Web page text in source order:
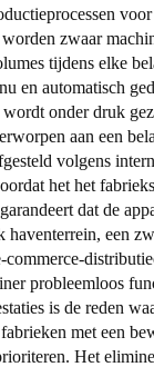
zwaar
tijdens elke
en automatisch
onder druk
aan een
volgens
het het
dat de
haventerrein, een
commerce-
probleemloos
is de reden
met een
Het